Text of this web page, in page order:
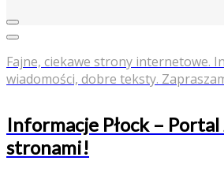
Fajne, ciekawe strony internetowe.
wiadomości, dobre teksty.
Informacje Płock –
stronami!